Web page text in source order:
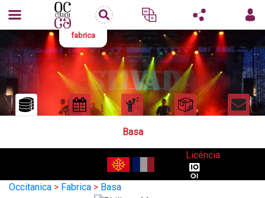
fabrica
Basa
Licéncia
Occitanica > Fabrica > Basa